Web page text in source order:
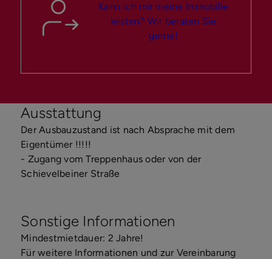
Kann ich mir meine Immobilie
leisten? Wir beraten Sie
gerne!
Ausstattung
Der Ausbauzustand ist nach Absprache mit dem
Eigentümer !!!!!
- Zugang vom Treppenhaus oder von der
Schievelbeiner Straße
Sonstige Informationen
Mindestmietdauer: 2 Jahre!
Für weitere Informationen und zur Vereinbarung